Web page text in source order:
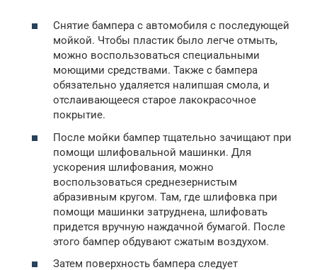
Снятие бампера с автомобиля с последующей
мойкой. Чтобы пластик было легче отмыть,
можно воспользоваться специальными
моющими средствами. Также с бампера
обязательно удаляется налипшая смола, и
отслаивающееся старое лакокрасочное
покрытие.
После мойки бампер тщательно зачищают при
помощи шлифовальной машинки. Для
ускорения шлифования, можно
воспользоваться среднезернистым
абразивным кругом. Там, где шлифовка при
помощи машинки затруднена, шлифовать
придется вручную наждачной бумагой. После
этого бампер обдувают сжатым воздухом.
Затем поверхность бампера следует